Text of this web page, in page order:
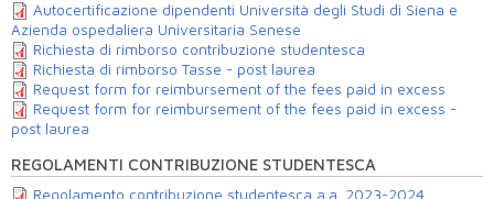
Autocertificazione dipendenti Università degli Studi di Siena e
Azienda ospedaliera Universitaria Senese
Richiesta di rimborso contribuzione studentesca
Richiesta di rimborso Tasse - post laurea
Request form for reimbursement of the fees paid in excess
Request form for reimbursement of the fees paid in excess -
post laurea
REGOLAMENTI CONTRIBUZIONE STUDENTESCA
Regolamento contribuzione studentesca a.a. 2023-2024